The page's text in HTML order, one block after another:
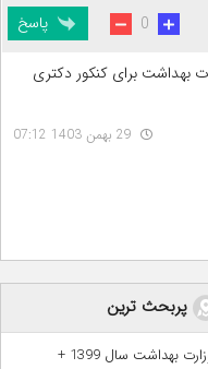
بهداشت برای کنکور دکتری
0 پاسخ
پربحث ترین
دفترچه راهنمای ثبت نام آزمون استخدامی وزارت بهداشت سال 1399 +